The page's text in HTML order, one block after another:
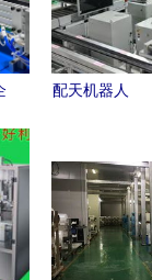
配天机器人
创全球首条
量产装配线
机械设备研